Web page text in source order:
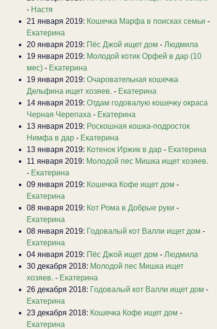
- Настя
21 января 2019: Кошечка Марфа в поисках семьи -
Екатерина
20 января 2019: Пёс Джой ищет дом - Людмила
19 января 2019: Молодой котик Орфей в дар (10
мес) - Екатерина
19 января 2019: Очаровательная кошечка
Дельфина ищет хозяев. - Екатерина
14 января 2019: Отдам годовалую кошечку окраса
Черная Черепаха - Екатерина
13 января 2019: Роскошная кошка-подросток
Нимфа в дар - Екатерина
13 января 2019: Котенок Иржик в дар - Екатерина
11 января 2019: Молодой пес Мишка ищет хозяев.
- Екатерина
09 января 2019: Кошечка Кофе ищет дом -
Екатерина
08 января 2019: Кот Рома в Добрые руки -
Екатерина
08 января 2019: Годовалый кот Валли ищет дом -
Екатерина
04 января 2019: Пёс Джой ищет дом - Людмила
30 декабря 2018: Молодой пес Мишка ищет
хозяев. - Екатерина
26 декабря 2018: Годовалый кот Валли ищет дом -
Екатерина
23 декабря 2018: Кошечка Кофе ищет дом -
Екатерина